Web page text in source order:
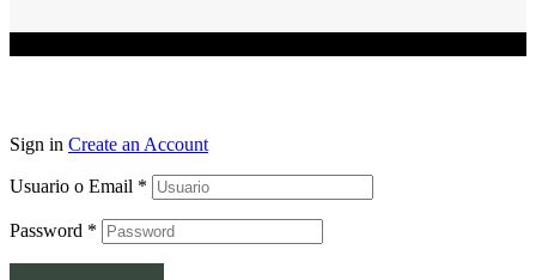
Sign in Create an Account
Usuario o Email *
Password *